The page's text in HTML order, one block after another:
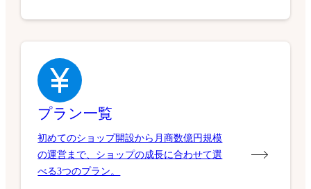
プラン一覧
初めてのショップ開設から月商数億円規模
の運営まで、ショップの成長に合わせて選
べる3つのプラン。